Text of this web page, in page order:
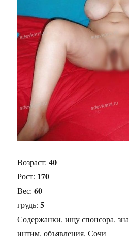
Возраст:40
Рост: 170
Вес:60
грудь:5
Содержанки, ищу спонсора,
интим, объявления, Сочи